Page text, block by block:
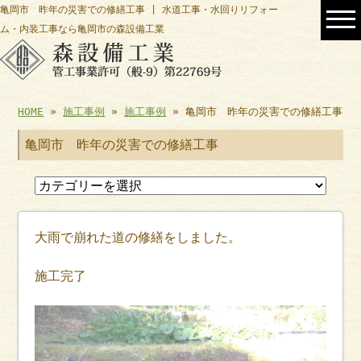
亀岡市 昨年の災害での修繕工事 | 水道工事・水回りリフォー
ム・内装工事なら亀岡市の森設備工業
HOME »施工事例 »施工事例 » 亀岡市 昨年の災害での修繕工事
亀岡市 昨年の災害での修繕工事
大雨で崩れた道の修繕をしました。
施工完了